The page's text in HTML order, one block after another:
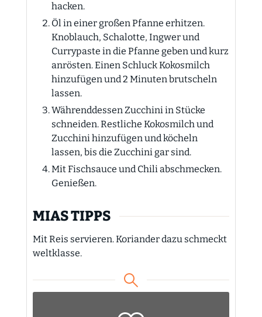
hacken.
Öl in einer großen Pfanne erhitzen.
Knoblauch, Schalotte, Ingwer und
Currypaste in die Pfanne geben und kurz
anrösten. Einen Schluck Kokosmilch
hinzufügen und 2 Minuten brutscheln
lassen.
Währenddessen Zucchini in Stücke
schneiden. Restliche Kokosmilch und
Zucchini hinzufügen und köcheln
lassen, bis die Zucchini gar sind.
Mit Fischsauce und Chili abschmecken.
Genießen.
MIAS TIPPS
Mit Reis servieren. Koriander dazu schmeckt
weltklasse.